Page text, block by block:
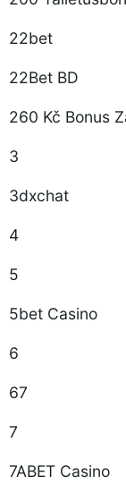
22bet
22Bet BD
260 Kč Bonus
3
3dxchat
4
5
5bet Casino
6
67
7
7ABET Casino